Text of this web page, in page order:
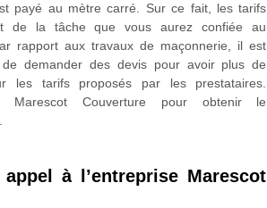
payé au mètre carré. Sur ce fait, les tarifs
de la tâche que vous aurez confiée au
rapport aux travaux de maçonnerie, il est
de demander des devis pour avoir plus de
les tarifs proposés par les prestataires.
Marescot Couverture pour obtenir le
à l’entreprise Marescot